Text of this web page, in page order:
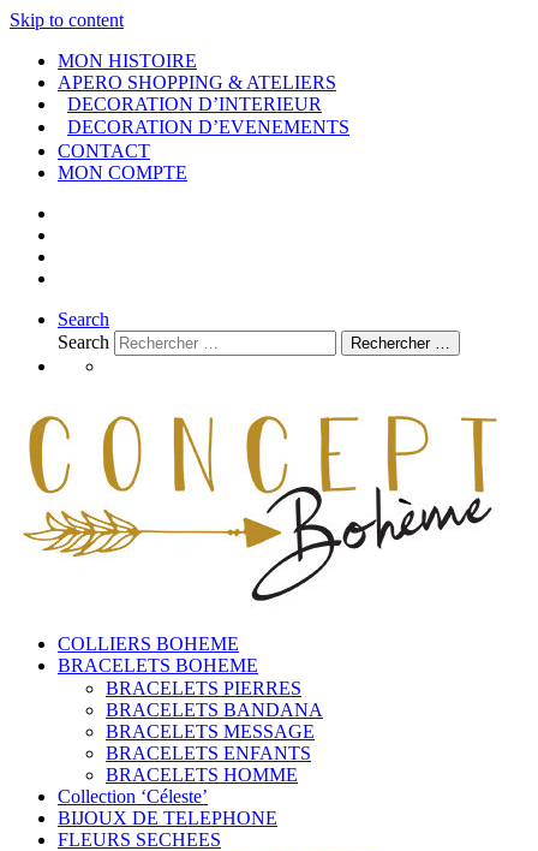
Skip to content
MON HISTOIRE
APERO SHOPPING & ATELIERS
DECORATION D’INTERIEUR
DECORATION D’EVENEMENTS
CONTACT
MON COMPTE
Search
Search
Rechercher …
COLLIERS BOHEME
BRACELETS BOHEME
BRACELETS PIERRES
BRACELETS BANDANA
BRACELETS MESSAGE
BRACELETS ENFANTS
BRACELETS HOMME
Collection ‘Céleste’
BIJOUX DE TELEPHONE
FLEURS SECHEES